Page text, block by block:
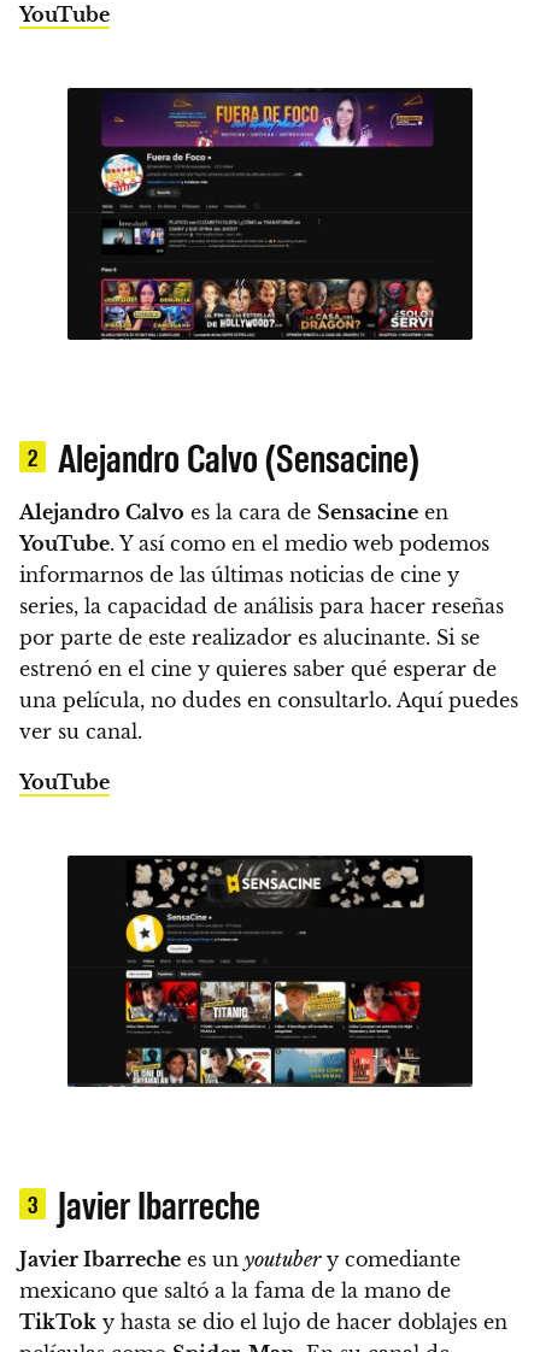
YouTube
2 Alejandro Calvo (Sensacine)
Alejandro Calvo es la cara de Sensacine en
YouTube. Y así como en el medio web podemos
informarnos de las últimas noticias de cine y
series, la capacidad de análisis para hacer reseñas
por parte de este realizador es alucinante. Si se
estrenó en el cine y quieres saber qué esperar de
una película, no dudes en consultarlo. Aquí puedes
ver su canal.
YouTube
3 Javier Ibarreche
Javier Ibarreche es un youtubery comediante
mexicano que saltó a la fama de la mano de
TikTok y hasta se dio el lujo de hacer doblajes en